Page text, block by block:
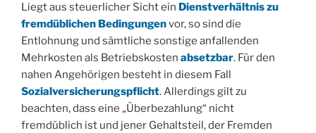
Liegt aus steuerlicher Sicht ein Dienstverhältnis zu
fremdüblichen Bedingungenvor, so sind die
Entlohnung und sämtliche sonstige anfallenden
Mehrkosten als Betriebskosten absetzbar. Für den
nahen Angehörigen besteht in diesem Fall
Sozialversicherungspflicht. Allerdings gilt zu
beachten, dass eine „Überbezahlung“ nicht
fremdüblich ist und jener Gehaltsteil, der Fremden